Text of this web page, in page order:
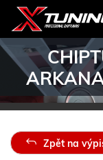
Zpět na